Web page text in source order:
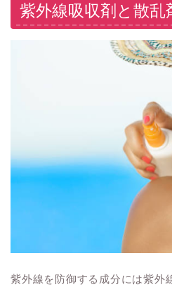
紫外線吸収剤と散乱
紫外線を防御する成分には紫外